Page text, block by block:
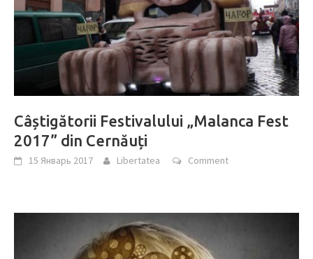
Câștigătorii Festivalului „Malanca Fest
2017” din Cernăuți
15 Январь 2017 Libertatea Comment